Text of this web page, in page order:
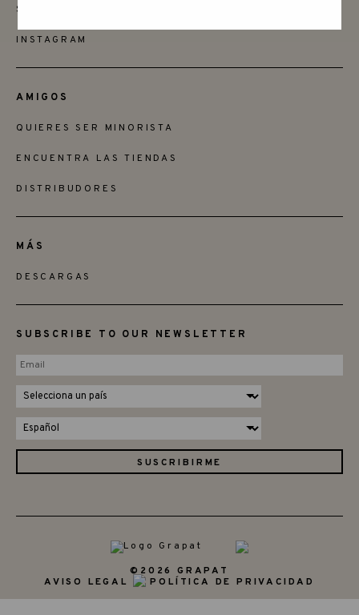
SAY HELLO
INSTAGRAM
AMIGOS
QUIERES SER MINORISTA
ENCUENTRA LAS TIENDAS
DISTRIBUDORES
MÁS
DESCARGAS
SUBSCRIBE TO OUR NEWSLETTER
©2026 GRAPAT
AVISO LEGAL
POLÍTICA DE PRIVACIDAD